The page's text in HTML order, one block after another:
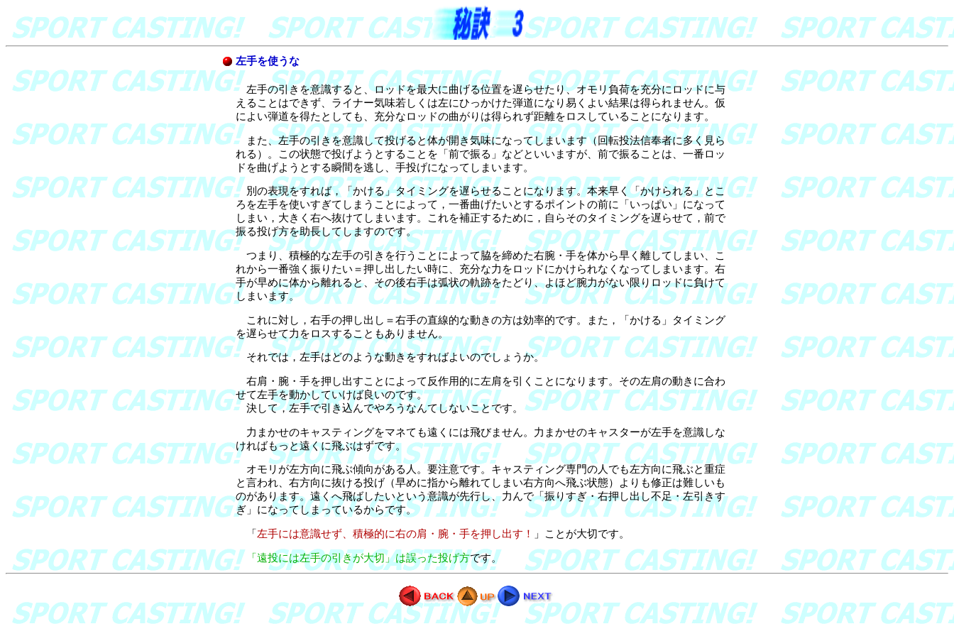
左手を使うな
左手の引きを意識すると、ロッドを最大に曲げる位置を遅らせたり、オモリ負荷を充分にロッドに与
えることはできず、ライナー気味若しくは左にひっかけた弾道になり易くよい結果は得られません。仮
によい弾道を得たとしても、充分なロッドの曲がりは得られず距離をロスしていることになります。
また、左手の引きを意識して投げると体が開き気味になってしまいます（回転投法信奉者に多く見ら
れる）。この状態で投げようとすることを「前で振る」などといいますが、前で振ることは、一番ロッ
ドを曲げようとする瞬間を逃し、手投げになってしまいます。
別の表現をすれば，「かける」タイミングを遅らせることになります。本来早く「かけられる」とこ
ろを左手を使いすぎてしまうことによって，一番曲げたいとするポイントの前に「いっぱい」になって
しまい，大きく右へ抜けてしまいます。これを補正するために，自らそのタイミングを遅らせて，前で
振る投げ方を助長してしますのです。
つまり、積極的な左手の引きを行うことによって脇を締めた右腕・手を体から早く離してしまい、こ
れから一番強く振りたい＝押し出したい時に、充分な力をロッドにかけられなくなってしまいます。右
手が早めに体から離れると、その後右手は弧状の軌跡をたどり、よほど腕力がない限りロッドに負けて
しまいます。
これに対し，右手の押し出し＝右手の直線的な動きの方は効率的です。また，「かける」タイミング
を遅らせて力をロスすることもありません。
それでは，左手はどのような動きをすればよいのでしょうか。
右肩・腕・手を押し出すことによって反作用的に左肩を引くことになります。その左肩の動きに合わ
せて左手を動かしていけば良いのです。
決して，左手で引き込んでやろうなんてしないことです。
力まかせのキャスティングをマネても遠くには飛びません。力まかせのキャスターが左手を意識しな
ければもっと遠くに飛ぶはずです。
オモリが左方向に飛ぶ傾向がある人。要注意です。キャスティング専門の人でも左方向に飛ぶと重症
と言われ、右方向に抜ける投げ（早めに指から離れてしまい右方向へ飛ぶ状態）よりも修正は難しいも
のがあります。遠くへ飛ばしたいという意識が先行し、力んで「振りすぎ・右押し出し不足・左引きす
ぎ」になってしまっているからです。
「 左手には意識せず、積極的に右の肩・腕・手を押し出す！ 」ことが大切です。
「遠投には左手の引きが大切」は誤った投げ方です。